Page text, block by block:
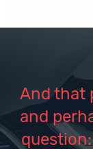
And that
and